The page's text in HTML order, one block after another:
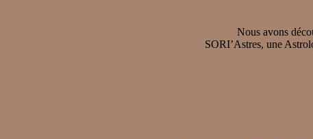
Nous avons
SORI’Astres, une